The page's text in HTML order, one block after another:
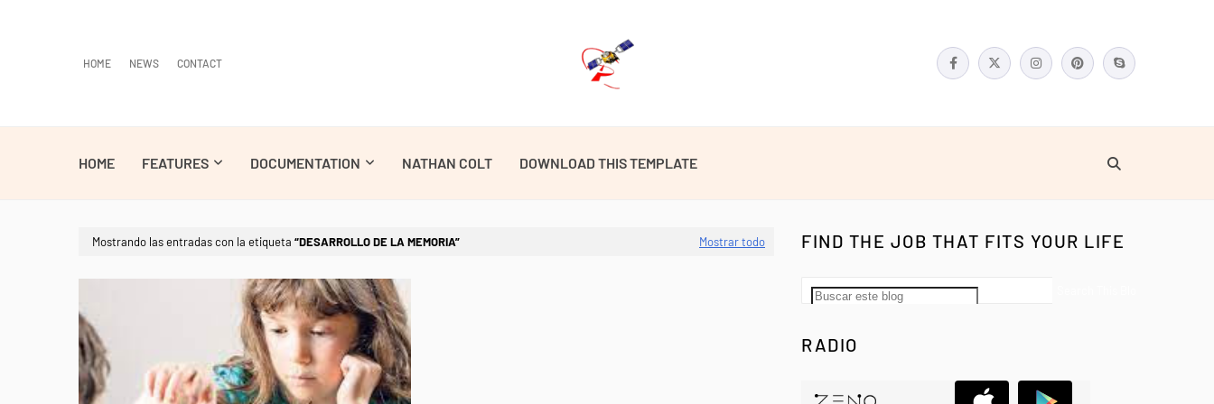
HOME NEWS CONTACT
HOME FEATURES DOCUMENTATION NATHAN COLT DOWNLOAD THIS TEMPLATE
Mostrando las entradas con la etiqueta DESARROLLO DE LA MEMORIA Mostrar todo FIND THE JOB THAT FITS YOUR LIFE
RADIO